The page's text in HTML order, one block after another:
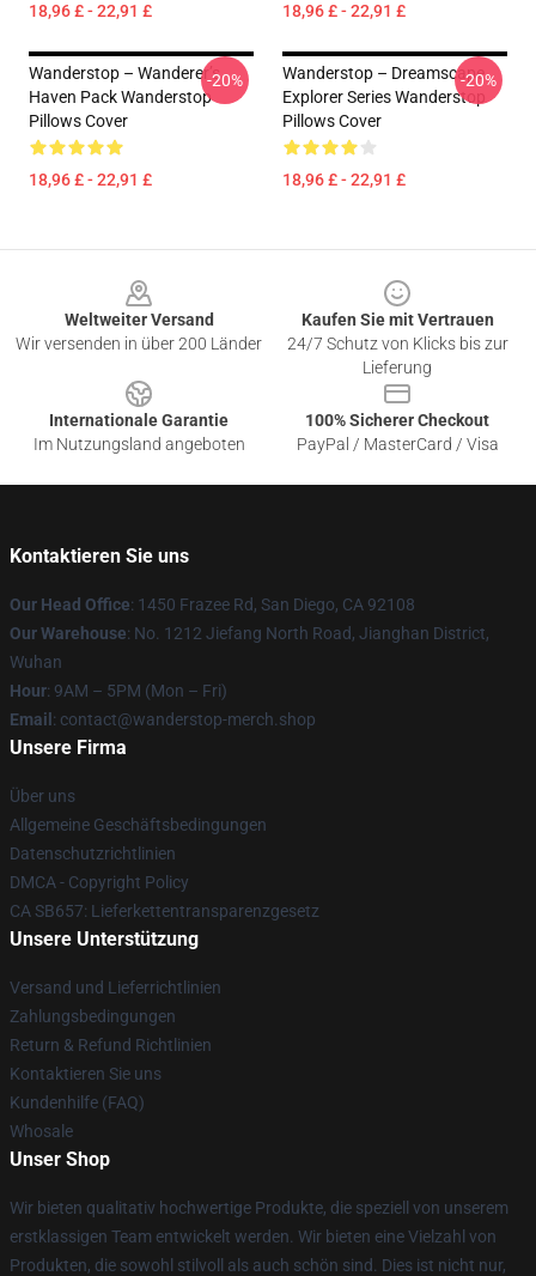
18,96 £ - 22,91 £ 18,96 £ - 22,91 £
Wanderstop – Wanderer’s
Haven Pack Wanderstop
Pillows Cover
18,96 £ - 22,91 £
-20%
Wanderstop – Dreamscape
Explorer Series Wanderstop
Pillows Cover
18,96 £ - 22,91 £
-20%
Weltweiter Versand
Wir versenden in über 200 Länder
Kaufen Sie mit Vertrauen
24/7 Schutz von Klicks bis zur
Lieferung
Internationale Garantie
Im Nutzungsland angeboten
100% Sicherer Checkout
PayPal / MasterCard / Visa
Kontaktieren Sie uns
Our Head Office: 1450 Frazee Rd, San Diego, CA 92108
Our Warehouse: No. 1212 Jiefang North Road, Jianghan District,
Wuhan
Hour: 9AM – 5PM (Mon – Fri)
Email : contact@wanderstop-merch.shop
Unsere Firma
Über uns
Allgemeine Geschäftsbedingungen
Datenschutzrichtlinien
DMCA - Copyright Policy
CA SB657: Lieferkettentransparenzgesetz
Unsere Unterstützung
Versand und Lieferrichtlinien
Zahlungsbedingungen
Return & Refund Richtlinien
Kontaktieren Sie uns
Kundenhilfe (FAQ)
Whosale
Unser Shop
Wir bieten qualitativ hochwertige Produkte, die speziell von unserem
erstklassigen Team entwickelt werden. Wir bieten eine Vielzahl von
Produkten, die sowohl stilvoll als auch schön sind. Dies ist nicht nur,